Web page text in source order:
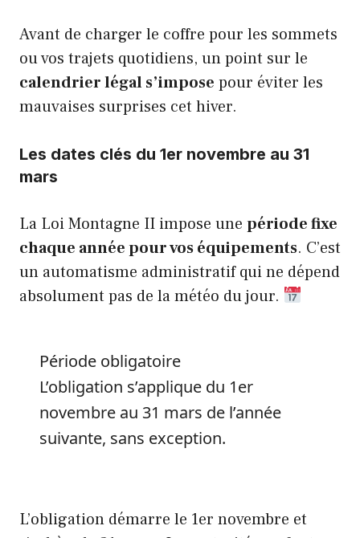
Avant de charger le coffre pour les sommets
ou vos trajets quotidiens, un point sur le
calendrier légal s’impose pour éviter les
mauvaises surprises cet hiver.
Les dates clés du 1er novembre au 31
mars
La Loi Montagne II impose une période fixe
chaque année pour vos équipements. C’est
un automatisme administratif qui ne dépend
absolument pas de la météo du jour.
Période obligatoire
L’obligation s’applique du 1er
novembre au 31 mars de l’année
suivante, sans exception.
L’obligation démarre le 1er novembre et